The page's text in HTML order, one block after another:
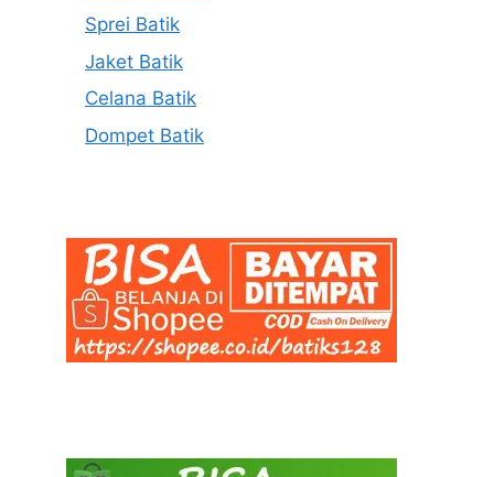
Sprei Batik
Jaket Batik
Celana Batik
Dompet Batik